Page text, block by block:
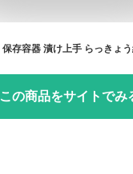
この商品をサイトでみ